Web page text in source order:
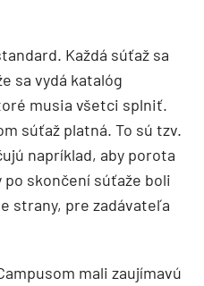
Každá súťaž sa
sa vydá katalóg
musia všetci splniť.
súťaž platná. To sú tzv.
napríklad, aby porota
po skončení súťaže boli
strany, pre zadávateľa
mali zaujímavú